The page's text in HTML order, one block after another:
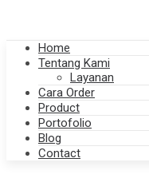
Home
Tentang Kami
Layanan
Cara Order
Product
Portofolio
Blog
Contact